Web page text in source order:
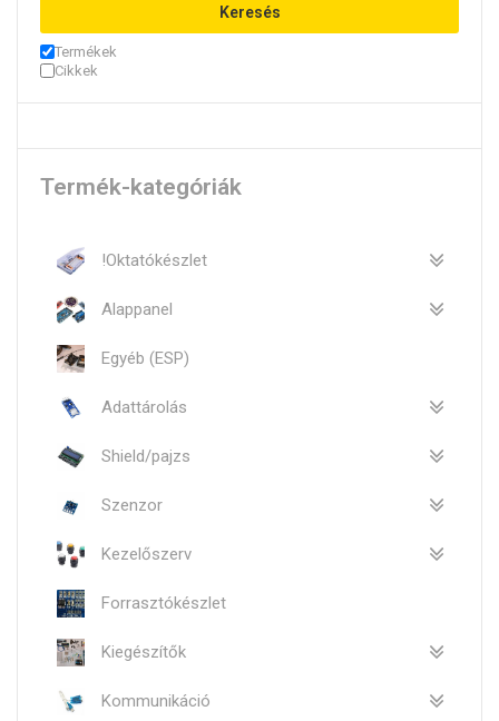
Keresés
Termékek
Cikkek
Termék-kategóriák
!Oktatókészlet
Alappanel
Egyéb (ESP)
Adattárolás
Shield/pajzs
Szenzor
Kezelőszerv
Forrasztókészlet
Kiegészítők
Kommunikáció